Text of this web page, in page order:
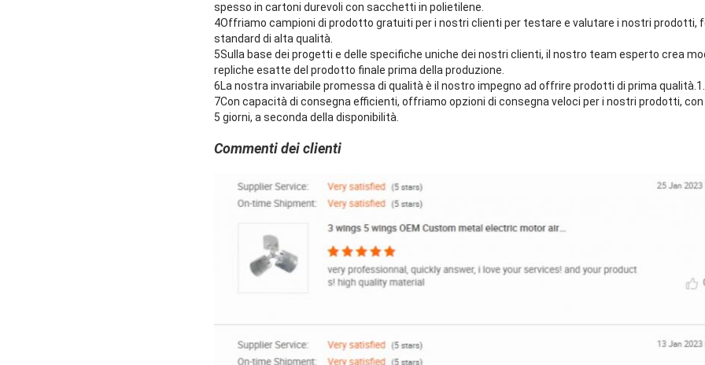
spesso in cartoni durevoli con sacchetti in polietilene.
4Offriamo campioni di prodotto gratuiti per i nostri clienti per testare e valutare i nostri prodotti,
standard di alta qualità.
5Sulla base dei progetti e delle specifiche uniche dei nostri clienti, il nostro team esperto crea
repliche esatte del prodotto finale prima della produzione.
6La nostra invariabile promessa di qualità è il nostro impegno ad offrire prodotti di prima qualità.1.
7Con capacità di consegna efficienti, offriamo opzioni di consegna veloci per i nostri prodotti,
5 giorni, a seconda della disponibilità.
Commenti dei clienti